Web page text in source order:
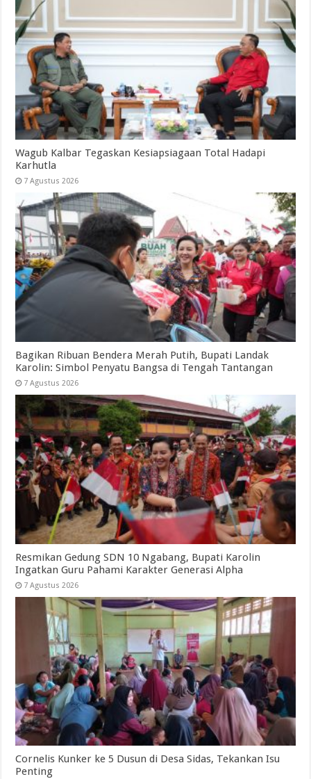
Wagub Kalbar Tegaskan Kesiapsiagaan Total Hadapi
Karhutla
7 Agustus 2026
Bagikan Ribuan Bendera Merah Putih, Bupati Landak
Karolin: Simbol Penyatu Bangsa di Tengah Tantangan
7 Agustus 2026
Resmikan Gedung SDN 10 Ngabang, Bupati Karolin
Ingatkan Guru Pahami Karakter Generasi Alpha
7 Agustus 2026
Cornelis Kunker ke 5 Dusun di Desa Sidas, Tekankan Isu
Penting